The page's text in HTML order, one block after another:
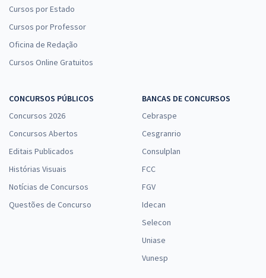
Cursos por Estado
Cursos por Professor
Oficina de Redação
Cursos Online Gratuitos
CONCURSOS PÚBLICOS
Concursos 2026
Concursos Abertos
Editais Publicados
Histórias Visuais
Notícias de Concursos
Questões de Concurso
BANCAS DE CONCURSOS
Cebraspe
Cesgranrio
Consulplan
FCC
FGV
Idecan
Selecon
Uniase
Vunesp